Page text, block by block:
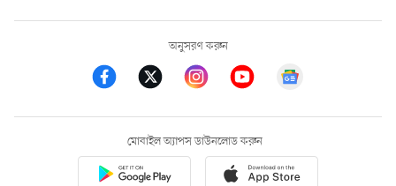
অনুসরণ করুন
মোবাইল অ্যাপস ডাউনলোড করুন